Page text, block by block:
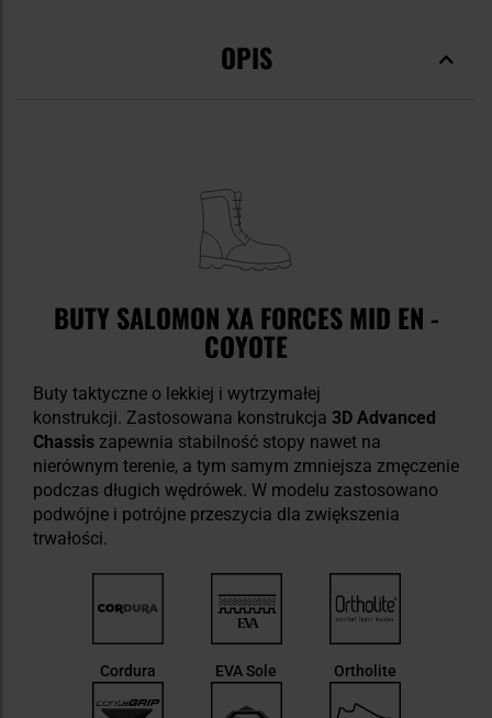
OPIS
BUTY SALOMON XA FORCES MID EN -
COYOTE
Buty taktyczne o lekkiej i wytrzymałej
konstrukcji. Zastosowana konstrukcja 3D Advanced
Chassis zapewnia stabilność stopy nawet na
nierównym terenie, a tym samym zmniejsza zmęczenie
podczas długich wędrówek. W modelu zastosowano
podwójne i potrójne przeszycia dla zwiększenia
trwałości.
Cordura EVA Sole Ortholite